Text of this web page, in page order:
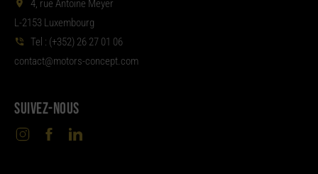
4, rue Antoine Meyer
L-2153 Luxembourg
Tel : (+352) 26 27 01 06
moc.tpecnoc-sro
tom@tcat
noc
SUIVEZ-NOUS